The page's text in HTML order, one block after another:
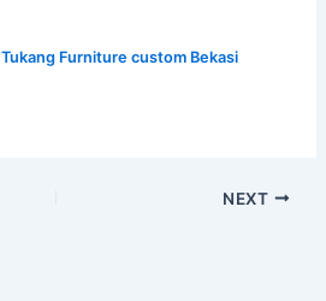
Tukang Furniture custom Bekasi
NEXT